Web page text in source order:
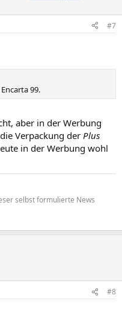
#7
99.
aber in der Werbung
Verpackung der Plus
in der Werbung wohl
selbst formulierte News
#8